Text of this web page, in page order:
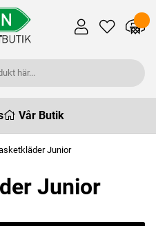
Vår Butik
Junior
Junior